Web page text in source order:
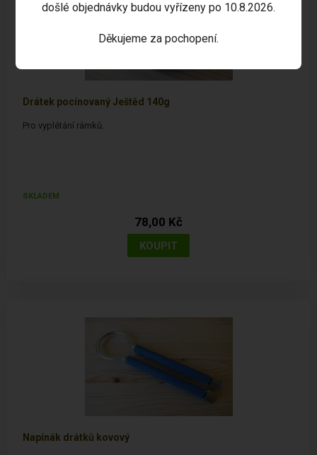
Drátek pocínovaný Ještěd 140g
Pro vyplétání rámků.
SKLADEM
78,00 Kč
Napínák drátků kovový
došlé objednávky budou vyřízeny po 10.8.2026.
Děkujeme za pochopení.